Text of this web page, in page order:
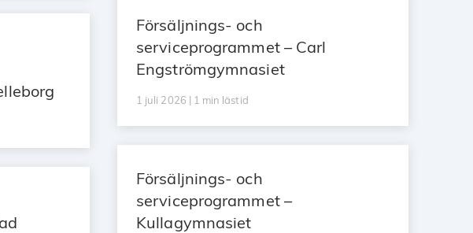
Försäljnings- och
serviceprogrammet – Carl
Engströmgymnasiet
1 juli 2026 | 1 min lästid
Försäljnings- och
serviceprogrammet –
Kullagymnasiet